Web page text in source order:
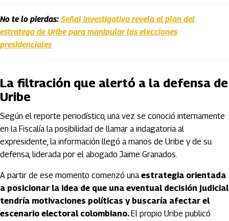
No te lo pierdas: Señal Investigativa revela el plan del
estratega de Uribe para manipular las elecciones
presidenciales
La filtración que alertó a la defensa de
Uribe
Según el reporte periodístico, una vez se conoció internamente
en la Fiscalía la posibilidad de llamar a indagatoria al
expresidente, la información llegó a manos de Uribe y de su
defensa, liderada por el abogadoJaime Granados.
A partir de ese momento comenzó unaestrategia orientada
a posicionar la idea de que una eventual decisión judicial
tendría motivaciones políticas y buscaría afectar el
escenario electoral colombiano.El propio Uribe publicó